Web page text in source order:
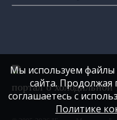
портал о холодильной
Мы используем файлы
сайта. Продолжая
соглашаетесь с
Политике